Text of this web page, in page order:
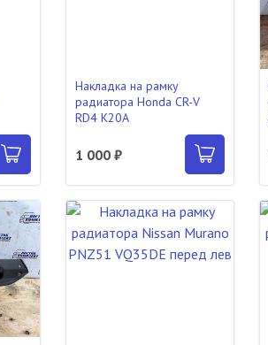
Накладка на рамку
радиатора Honda CR-V
RD4 K20A
1 000 ₽